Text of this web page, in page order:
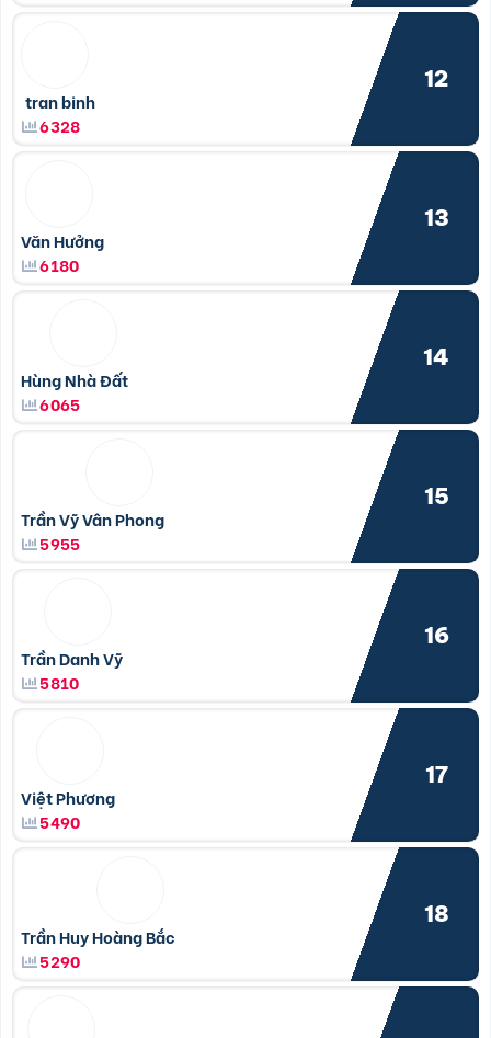
tran binh
6328
12
Văn Hưởng
6180
13
Hùng Nhà Đất
6065
14
Trần Vỹ Vân Phong
5955
15
Trần Danh Vỹ
5810
16
Việt Phương
5490
17
Trần Huy Hoàng Bắc
5290
18